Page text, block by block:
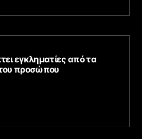
εγκληματίες από τα
προσώπου